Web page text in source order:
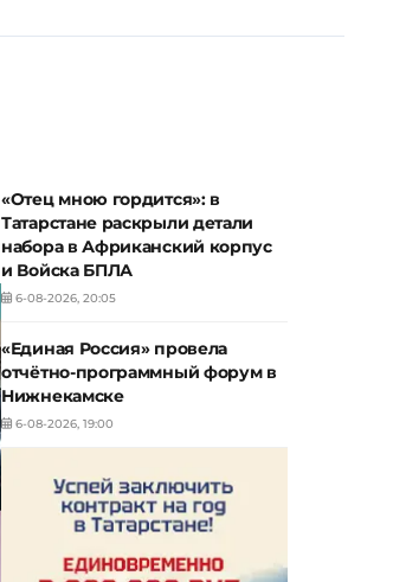
«Отец мною гордится»: в
Татарстане раскрыли детали
набора в Африканский корпус
и Войска БПЛА
6-08-2026, 20:05
«Единая Россия» провела
отчётно-программный форум в
Нижнекамске
6-08-2026, 19:00